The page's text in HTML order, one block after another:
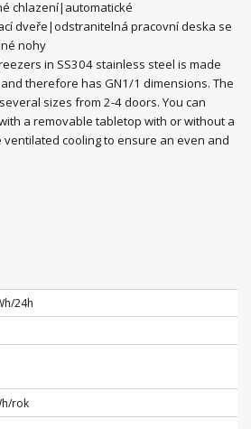
chlazení|automatické
dveře|odstranitelná pracovní deska se
nohy
in SS304 stainless steel is made
therefore has GN1/1 dimensions. The
sizes from 2-4 doors. You can
a removable tabletop with or without a
ventilated cooling to ensure an even and
24h
rok